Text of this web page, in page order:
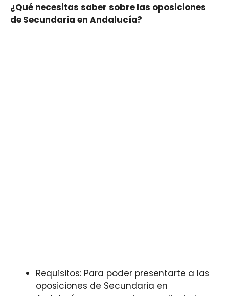
¿Qué necesitas saber sobre las oposiciones
de Secundaria en Andalucía?
Requisitos: Para poder presentarte a las
oposiciones de Secundaria en